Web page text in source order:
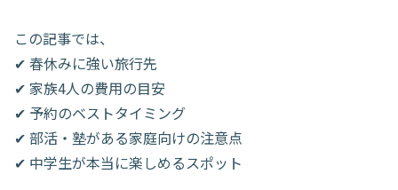
この記事では、
✔ 春休みに強い旅行先
✔ 家族4人の費用の目安
✔ 予約のベストタイミング
✔ 部活・塾がある家庭向けの注意点
✔ 中学生が本当に楽しめるスポット